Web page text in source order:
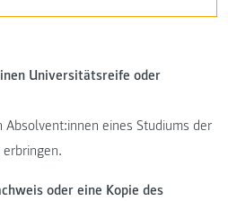
Universitätsreife oder
Absolvent:innen eines Studiums der
erbringen.
oder eine Kopie des